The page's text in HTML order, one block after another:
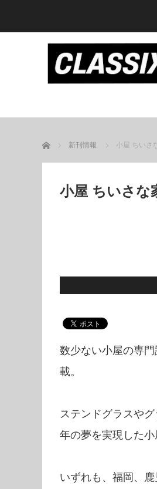
ホーム 新刊情報 小屋 ちいさ
小屋 ちいさな
数少ない小屋の専
載。
ステンドグラスや
年の夢を実現した
いずれも、福岡、